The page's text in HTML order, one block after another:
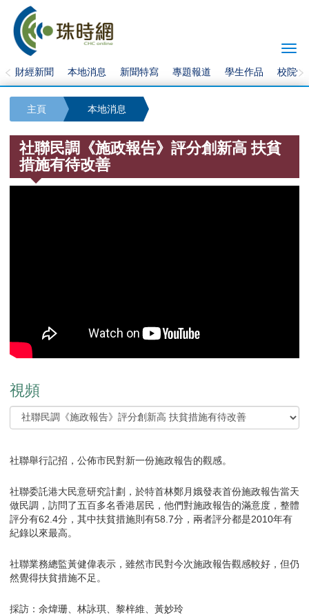
財經新聞 本地消息 新聞特寫 專題報道 學生作品 校院快
主頁 本地消息
社聯民調《施政報告》評分創新高 扶貧
措施有待改善
視頻
社聯舉行記招，公佈市民對新一份施政報告的觀感。
社聯委託港大民意研究計劃，於特首林鄭月娥發表首份施政報告當天
做民調，訪問了五百多名香港居民，他們對施政報告的滿意度，整體
評分有62.4分，其中扶貧措施則有58.7分，兩者評分都是2010年有
紀錄以來最高。
社聯業務總監黃健偉表示，雖然市民對今次施政報告觀感較好，但仍
然覺得扶貧措施不足。
採訪：余煒珊、林詠琪、黎梓維、黃妙玲